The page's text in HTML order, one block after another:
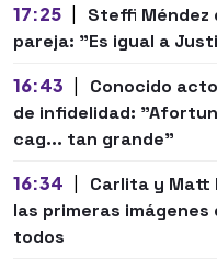
17:25 |
Steffi Méndez
pareja: "Es igual a
16:43 |
Conocido
de infidelidad:
cag... tan grande"
16:34 |
Carlita y Matt
las primeras
todos